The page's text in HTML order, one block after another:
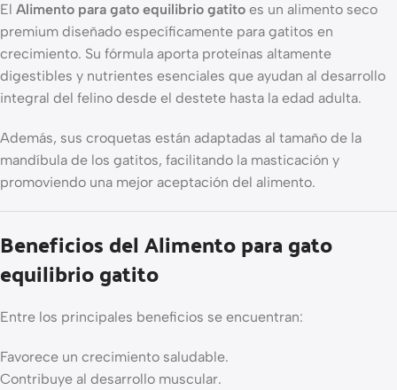
El Alimento para gato equilibrio gatito es un alimento seco
premium diseñado específicamente para gatitos en
crecimiento. Su fórmula aporta proteínas altamente
digestibles y nutrientes esenciales que ayudan al desarrollo
integral del felino desde el destete hasta la edad adulta.
Además, sus croquetas están adaptadas al tamaño de la
mandíbula de los gatitos, facilitando la masticación y
promoviendo una mejor aceptación del alimento.
Beneficios del Alimento para gato
equilibrio gatito
Entre los principales beneficios se encuentran:
Favorece un crecimiento saludable.
Contribuye al desarrollo muscular.